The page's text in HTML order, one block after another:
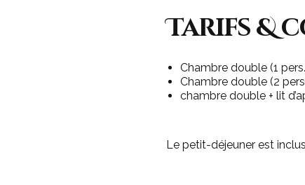
Tarifs &
Chambre double (1
Chambre double (2
chambre double + lit
Le petit-déjeuner est